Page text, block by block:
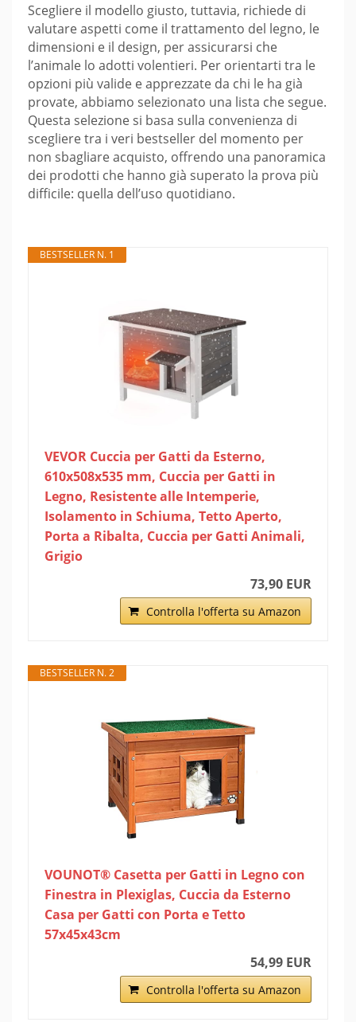
Scegliere il modello giusto, tuttavia, richiede di
valutare aspetti come il trattamento del legno, le
dimensioni e il design, per assicurarsi che
l’animale lo adotti volentieri. Per orientarti tra le
opzioni più valide e apprezzate da chi le ha già
provate, abbiamo selezionato una lista che segue.
Questa selezione si basa sulla convenienza di
scegliere tra i veri bestseller del momento per
non sbagliare acquisto, offrendo una panoramica
dei prodotti che hanno già superato la prova più
difficile: quella dell’uso quotidiano.
BESTSELLER N. 1
VEVOR Cuccia per Gatti da Esterno,
610x508x535 mm, Cuccia per Gatti in
Legno, Resistente alle Intemperie,
Isolamento in Schiuma, Tetto Aperto,
Porta a Ribalta, Cuccia per Gatti Animali,
Grigio
73,90 EUR
Controlla l'offerta su Amazon
BESTSELLER N. 2
VOUNOT® Casetta per Gatti in Legno con
Finestra in Plexiglas, Cuccia da Esterno
Casa per Gatti con Porta e Tetto
57x45x43cm
54,99 EUR
Controlla l'offerta su Amazon